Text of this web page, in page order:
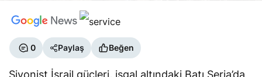
0 Paylaş Beğen
Siyonist İsrail güçleri, işgal altındaki Batı Şeria’da